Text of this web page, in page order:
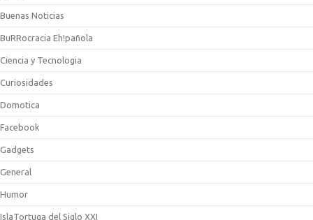
Buenas Noticias
BuRRocracia Eh!pañola
Ciencia y Tecnologia
Curiosidades
Domotica
Facebook
Gadgets
General
Humor
IslaTortuga del Siglo XXI